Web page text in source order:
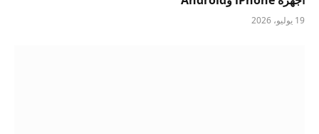
19 يوليو، 2026